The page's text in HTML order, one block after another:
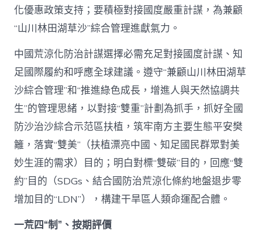
化優惠政策支持；要積極對接國度嚴重計謀，為兼顧
“山川林田湖草沙”綜合管理進獻氣力。
中國荒涼化防治計謀選擇必需充足對接國度計謀、知
足國際履約和呼應全球建議。遵守“兼顧山川林田湖草
沙綜合管理”和“推進綠色成長，增進人與天然協調共
生”的管理思緒，以對接“雙重”計劃為抓手，抓好全國
防沙治沙綜合示范區扶植，筑牢南方主要生態平安樊
籬，落實“雙美”（扶植漂亮中國、知足國民群眾對美
妙生涯的需求）目的；明白對標“雙碳”目的，回應“雙
約”目的（SDGs、結合國防治荒涼化條約地盤退步零
增加目的“LDN”），構建干旱區人類命運配合體。
一荒四“制”、按期評價